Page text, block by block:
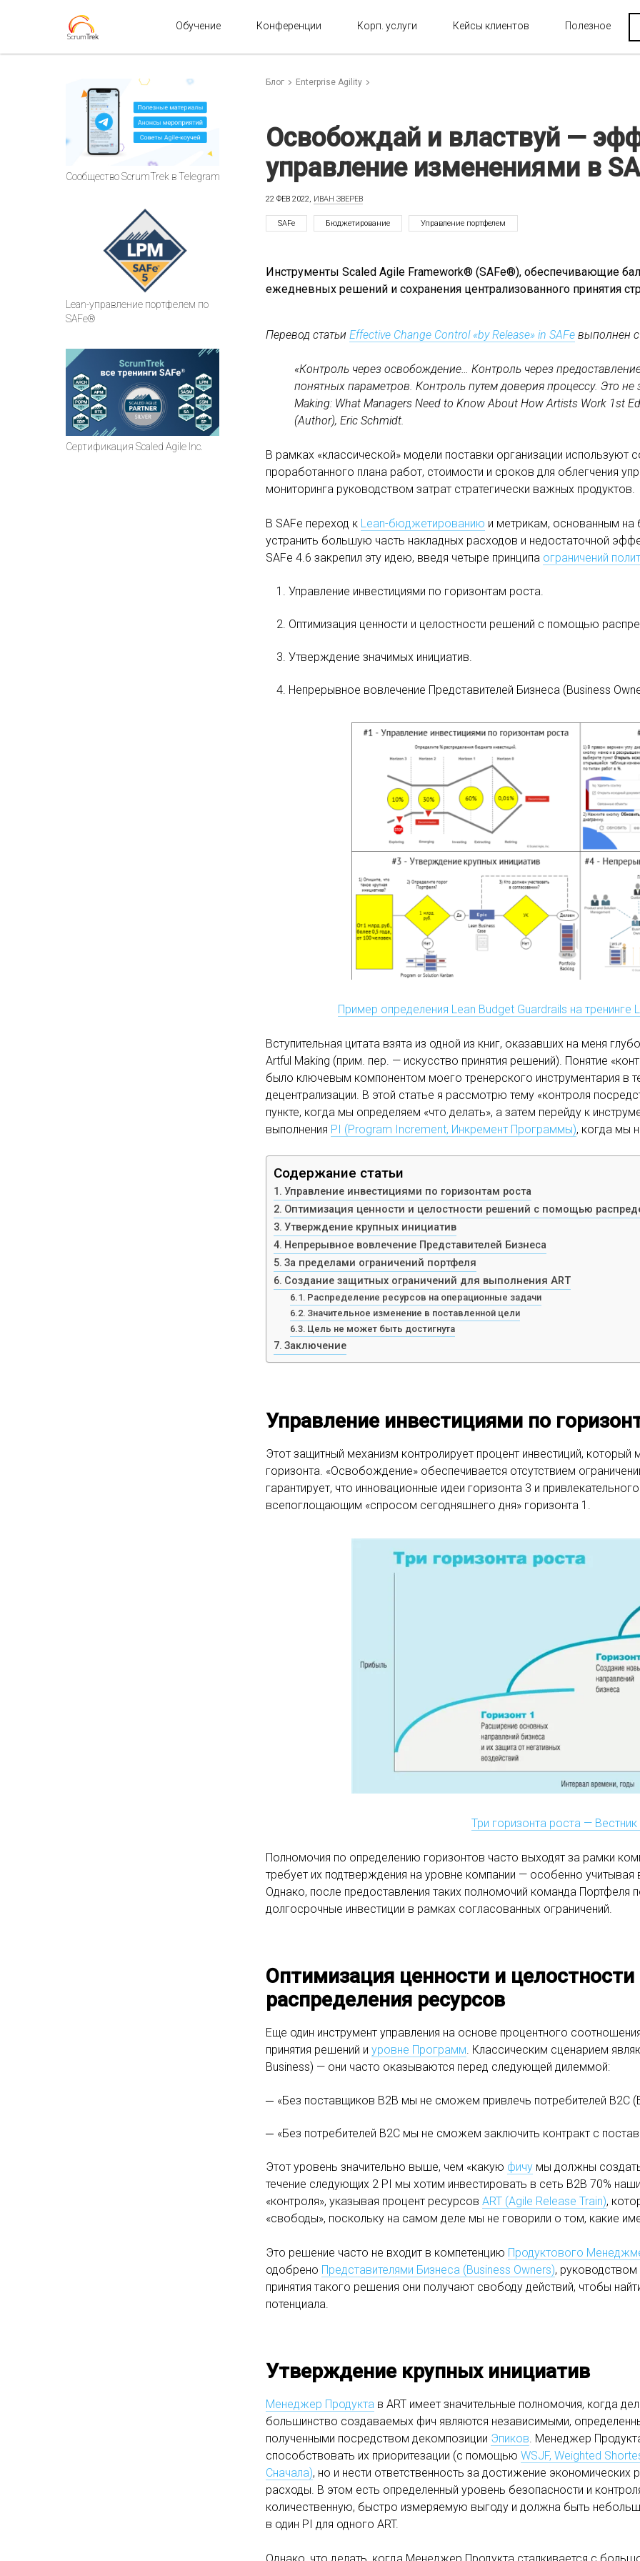
Обучение Конференции Корп. услуги Кейсы клиентов Полезное
Сообщество ScrumTrek в Telegram
Lean-управление портфелем по
SAFe®
Сертификация Scaled Agile Inc.
Блог Enterprise Agility
Освобождай и властвуй —
управление изменениями в
22 ФЕВ 2022, ИВАН ЗВЕРЕВ
SAFe Бюджетирование Управление портфелем
Инструменты Scaled Agile Framework® (SAFe®), обеспечивающие
ежедневных решений и сохранения централизованного принятия
Перевод статьи Effective Change Control «by Release» in SAFe выполнен с
«Контроль через освобождение… Контроль через
понятных параметров. Контроль путем доверия процессу. Это не
Making: What Managers Need to Know About How Artists Work 1st
(Author), Eric Schmidt.
В рамках «классической» модели поставки организации используют
проработанного плана работ, стоимости и сроков для облегчения
мониторинга руководством затрат стратегически важных продуктов.
В SAFe переход к Lean-бюджетированию и метрикам, основанным на
устранить большую часть накладных расходов и недостаточной
SAFe 4.6 закрепил эту идею, введя четыре принципа ограничений
Управление инвестициями по горизонтам роста.
Оптимизация ценности и целостности решений с помощью
Утверждение значимых инициатив.
Непрерывное вовлечение Представителей Бизнеса (Business
Пример определения Lean Budget Guardrails на тренинге
Вступительная цитата взята из одной из книг, оказавших на меня
Artful Making (прим. пер. — искусство принятия решений). Понятие
было ключевым компонентом моего тренерского инструментария в
децентрализации. В этой статье я рассмотрю тему «контроля
пункте, когда мы определяем «что делать», а затем перейду к
выполнения PI (Program Increment, Инкремент Программы), когда мы
Содержание статьи
Управление инвестициями по горизонтам роста
Оптимизация ценности и целостности решений с помощью
Утверждение крупных инициатив
Непрерывное вовлечение Представителей Бизнеса
За пределами ограничений портфеля
Создание защитных ограничений для выполнения ART
Распределение ресурсов на операционные задачи
Значительное изменение в поставленной цели
Цель не может быть достигнута
Заключение
Управление инвестициями по
Этот защитный механизм контролирует процент инвестиций,
горизонта. «Освобождение» обеспечивается отсутствием
гарантирует, что инновационные идеи горизонта 3 и
всепоглощающим «спросом сегодняшнего дня» горизонта 1.
Три горизонта роста —
Полномочия по определению горизонтов часто выходят за рамки
требует их подтверждения на уровне компании — особенно учитывая
Однако, после предоставления таких полномочий команда
долгосрочные инвестиции в рамках согласованных ограничений.
Оптимизация ценности и
распределения ресурсов
Еще один инструмент управления на основе процентного
принятия решений и уровне Программ. Классическим сценарием
Business) — они часто оказываются перед следующей дилеммой:
«Без поставщиков B2B мы не сможем привлечь потребителей B2C
«Без потребителей B2C мы не сможем заключить контракт с
Этот уровень значительно выше, чем «какую фичу мы должны
течение следующих 2 PI мы хотим инвестировать в сеть B2B 70%
«контроля», указывая процент ресурсов ART (Agile Release Train),
«свободы», поскольку на самом деле мы не говорили о том, какие
Это решение часто не входит в компетенцию Продуктового
одобрено Представителями Бизнеса (Business Owners),
принятия такого решения они получают свободу действий, чтобы
потенциала.
Утверждение крупных инициатив
Менеджер Продукта в ART имеет значительные полномочия, когда
большинство создаваемых фич являются независимыми,
полученными посредством декомпозиции Эпиков. Менеджер
способствовать их приоритезации (с помощью WSJF, Weighted
Сначала), но и нести ответственность за достижение экономических
расходы. В этом есть определенный уровень безопасности и
количественную, быстро измеряемую выгоду и должна быть
в один PI для одного ART.